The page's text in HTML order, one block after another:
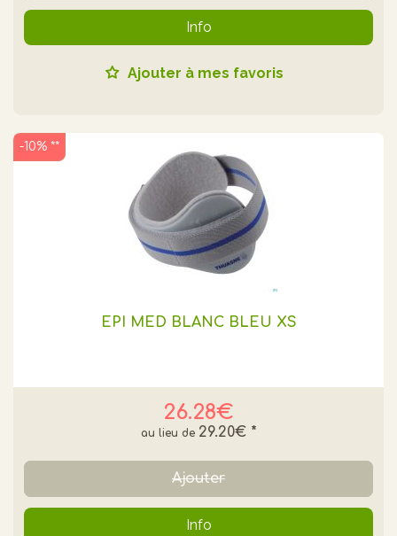
Info
Ajouter à mes favoris
EPI MED BLANC BLEU XS
26.28€
29.20€ *
-10% **
Ajouter
Info